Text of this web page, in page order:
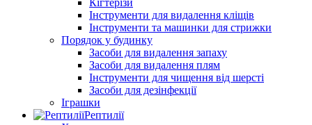
Кігтерізи
Інструменти для видалення кліщів
Інструменти та машинки для стрижки
Порядок у будинку
Засоби для видалення запаху
Засоби для видалення плям
Інструменти для чищення від шерсті
Засоби для дезінфекції
Іграшки
Рептилії